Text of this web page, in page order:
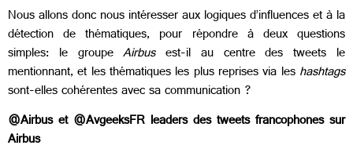
Nous allons donc nous intéresser aux logiques d’influences et à la
détection de thématiques, pour répondre à deux questions
simples: le groupeAirbusest-il au centre des tweets le
mentionnant, et les thématiques les plus reprises via leshashtags
sont-elles cohérentes avec sa communication ?
@Airbus et @AvgeeksFR leaders des tweets francophones sur
Airbus